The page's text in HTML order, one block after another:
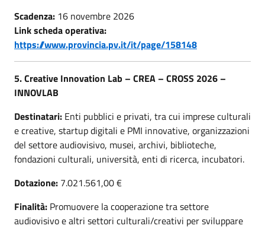
Scadenza: 16 novembre 2026
Link scheda operativa:
https://www.provincia.pv.it/it/page/158148
5. Creative Innovation Lab – CREA – CROSS 2026 –
INNOVLAB
Destinatari: Enti pubblici e privati, tra cui imprese culturali
e creative, startup digitali e PMI innovative, organizzazioni
del settore audiovisivo, musei, archivi, biblioteche,
fondazioni culturali, università, enti di ricerca, incubatori.
Dotazione: 7.021.561,00 €
Finalità: Promuovere la cooperazione tra settore
audiovisivo e altri settori culturali/creativi per sviluppare